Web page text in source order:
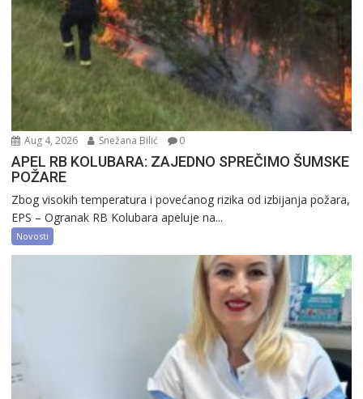
Aug 4, 2026 Snežana Bilić 0
APEL RB KOLUBARA: ZAJEDNO SPREČIMO ŠUMSKE
POŽARE
Zbog visokih temperatura i povećanog rizika od izbijanja požara,
EPS – Ogranak RB Kolubara apeluje na...
Novosti